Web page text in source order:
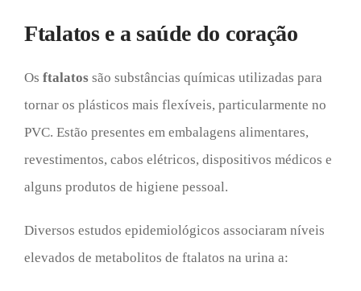
Ftalatos e a saúde do coração
Os ftalatos são substâncias químicas utilizadas para
tornar os plásticos mais flexíveis, particularmente no
PVC. Estão presentes em embalagens alimentares,
revestimentos, cabos elétricos, dispositivos médicos e
alguns produtos de higiene pessoal.
Diversos estudos epidemiológicos associaram níveis
elevados de metabolitos de ftalatos na urina a: